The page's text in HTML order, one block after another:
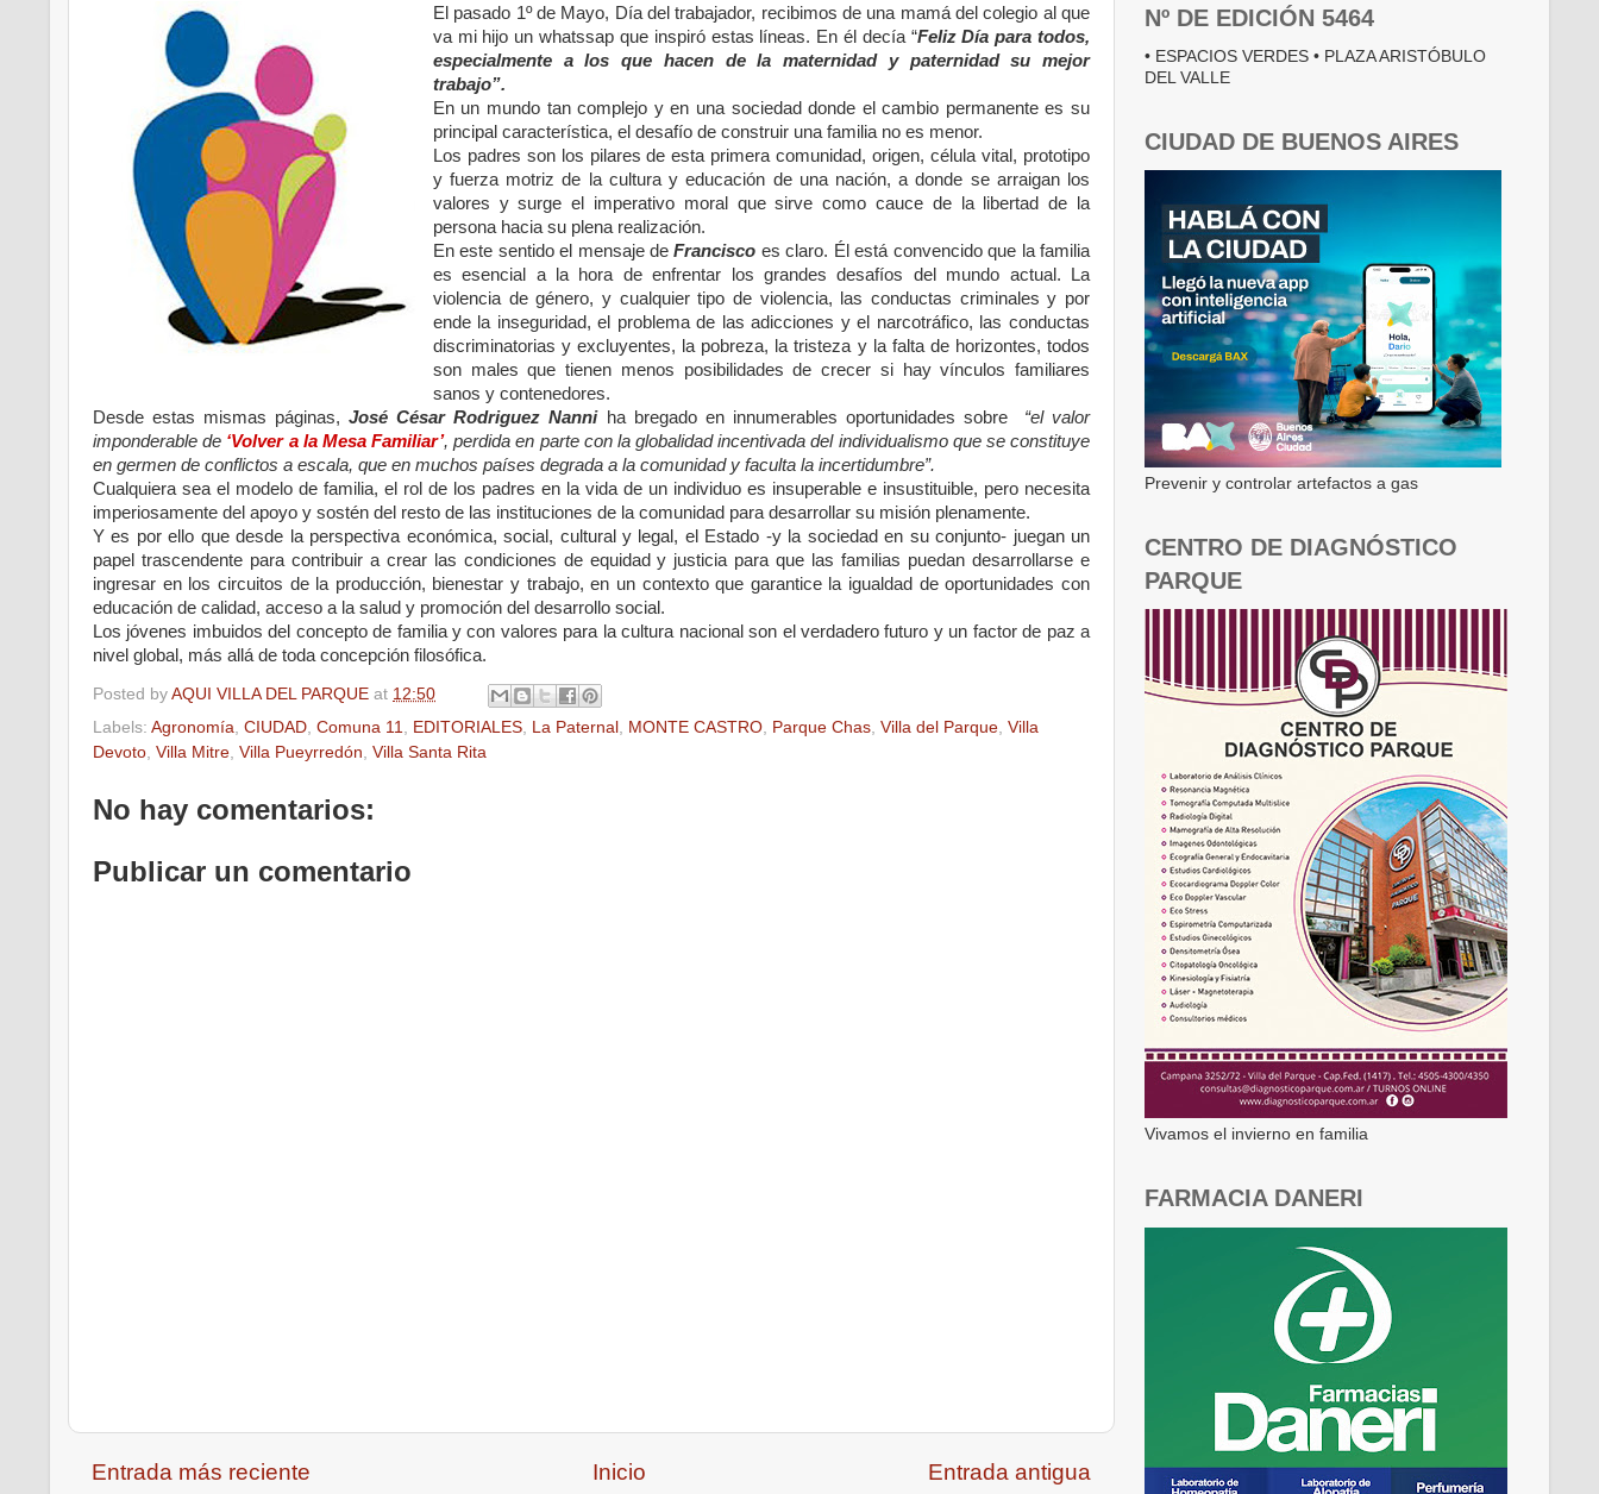
El pasado 1º de Mayo, Día del trabajador, recibimos de una mamá del colegio al que
va mi hijo un whatssap que inspiró estas líneas. En él decía “Feliz Día para todos,
especialmente a los que hacen de la maternidad y paternidad su mejor
trabajo”.
En un mundo tan complejo y en una sociedad donde el cambio permanente es su
principal característica, el desafío de construir una familia no es menor.
Los padres son los pilares de esta primera comunidad, origen, célula vital, prototipo
y fuerza motriz de la cultura y educación de una nación, a donde se arraigan los
valores y surge el imperativo moral que sirve como cauce de la libertad de la
persona hacia su plena realización.
En este sentido el mensaje deFrancisco es claro. Él está convencido que la familia
es esencial a la hora de enfrentar los grandes desafíos del mundo actual. La
violencia de género, y cualquier tipo de violencia, las conductas criminales y por
ende la inseguridad, el problema de las adicciones y el narcotráfico, las conductas
discriminatorias y excluyentes, la pobreza, la tristeza y la falta de horizontes, todos
son males que tienen menos posibilidades de crecer si hay vínculos familiares
sanos y contenedores.
Desde estas mismas páginas,José César Rodriguez Nanniha bregado en innumerables oportunidades sobre
“el valor
imponderable de ‘Volver a la Mesa Familiar’, perdida en parte con la globalidad incentivada del individualismo que se constituye
en germen de conflictos a escala, que en muchos países degrada a la comunidad y faculta la incertidumbre”.
Cualquiera sea el modelo de familia, el rol de los padres en la vida de un individuo es insuperable e insustituible, pero necesita
imperiosamente del apoyo y sostén del resto de las instituciones de la comunidad para desarrollar su misión plenamente.
Y es por ello que desde la perspectiva económica, social, cultural y legal, el Estado -y la sociedad en su conjunto- juegan un
papel trascendente para contribuir a crear las condiciones de equidad y justicia para que las familias puedan desarrollarse e
ingresar en los circuitos de la producción, bienestar y trabajo, en un contexto que garantice la igualdad de oportunidades con
educación de calidad, acceso a la salud y promoción del desarrollo social.
Los jóvenes imbuidos del concepto de familia y con valores para la cultura nacional son el verdadero futuro y un factor de paz a
nivel global, más allá de toda concepción filosófica.
Posted by AQUI VILLA DEL PARQUE at 12:50
Labels: Agronomía CIUDAD Comuna 11 EDITORIALES La Paternal MONTE CASTRO Parque Chas Villa del Parque Villa
Devoto Villa Mitre Villa Pueyrredón Villa Santa Rita
No hay comentarios:
Publicar un comentario
Entrada más reciente Entrada antigua
Inicio
Nº DE EDICIÓN 5464
• ESPACIOS VERDES • PLAZA ARISTÓBULO
DEL VALLE
CIUDAD DE BUENOS AIRES
Prevenir y controlar artefactos a gas
CENTRO DE DIAGNÓSTICO
PARQUE
Vivamos el invierno en familia
FARMACIA DANERI